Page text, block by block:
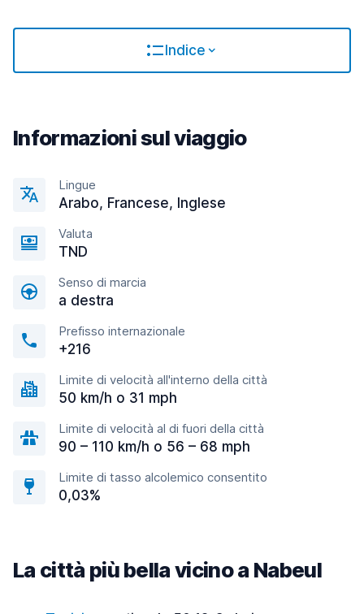
Indice
Informazioni sul viaggio
Lingue
Arabo, Francese, Inglese
Valuta
TND
Senso di marcia
a destra
Prefisso internazionale
+216
Limite di velocità all'interno della città
50 km/h o 31 mph
Limite di velocità al di fuori della città
90 – 110 km/h o 56 – 68 mph
Limite di tasso alcolemico consentito
0,03%
La città più bella vicino a Nabeul